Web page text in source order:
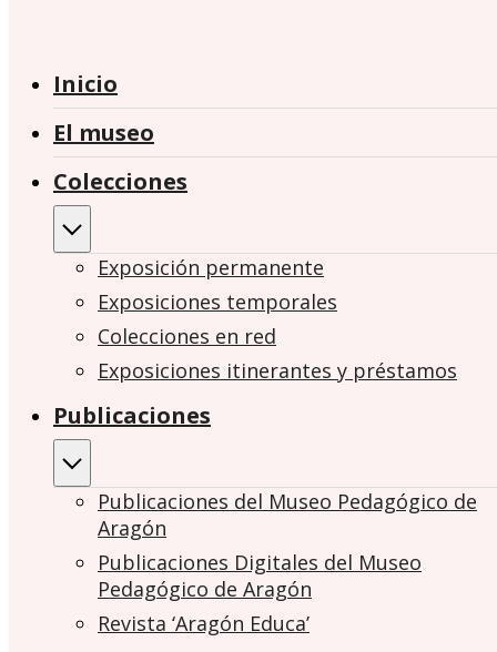
Inicio
El museo
Colecciones
Exposición permanente
Exposiciones temporales
Colecciones en red
Exposiciones itinerantes y préstamos
Publicaciones
Publicaciones del Museo Pedagógico de
Aragón
Publicaciones Digitales del Museo
Pedagógico de Aragón
Revista ‘Aragón Educa’